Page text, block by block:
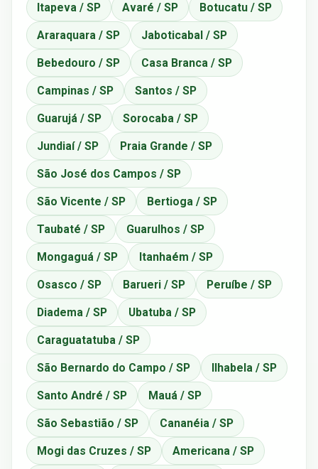
Itapeva / SP Avaré / SP Botucatu / SP
Araraquara / SP Jaboticabal / SP
Bebedouro / SP Casa Branca / SP
Campinas / SP Santos / SP
Guarujá / SP Sorocaba / SP
Jundiaí / SP Praia Grande / SP
São José dos Campos / SP
São Vicente / SP Bertioga / SP
Taubaté / SP Guarulhos / SP
Mongaguá / SP Itanhaém / SP
Osasco / SP Barueri / SP Peruíbe / SP
Diadema / SP Ubatuba / SP
Caraguatatuba / SP
São Bernardo do Campo / SP Ilhabela / SP
Santo André / SP Mauá / SP
São Sebastião / SP Cananéia / SP
Mogi das Cruzes / SP Americana / SP